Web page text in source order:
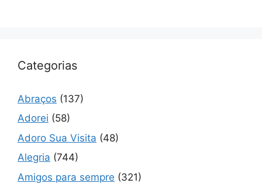
Categorias
Abraços (137)
Adorei (58)
Adoro Sua Visita (48)
Alegria (744)
Amigos para sempre (321)